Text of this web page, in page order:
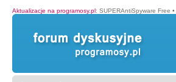
Aktualizacje na programosy.pl: SUPERAntiSpyware Free •